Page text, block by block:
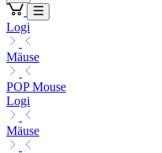
Logi
Mäuse
POP Mouse
Logi
Mäuse